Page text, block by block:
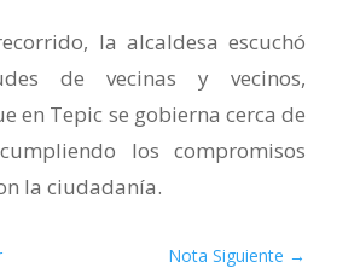
la alcaldesa escuchó
de vecinas y vecinos,
en Tepic se gobierna cerca de
los compromisos
la ciudadanía.
Nota Siguiente →